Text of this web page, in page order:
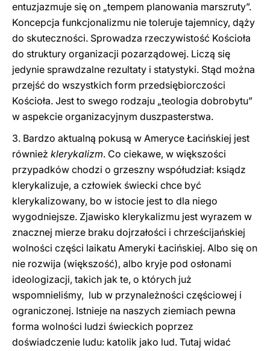
entuzjazmuje się on „tempem planowania marszruty”.
Koncepcja funkcjonalizmu nie toleruje tajemnicy, dąży
do skuteczności. Sprowadza rzeczywistość Kościoła
do struktury organizacji pozarządowej. Liczą się
jedynie sprawdzalne rezultaty i statystyki. Stąd można
przejść do wszystkich form przedsiębiorczości
Kościoła. Jest to swego rodzaju „teologia dobrobytu”
w aspekcie organizacyjnym duszpasterstwa.
3. Bardzo aktualną pokusą w Ameryce Łacińskiej jest
również klerykalizm. Co ciekawe, w większości
przypadków chodzi o grzeszny współudział: ksiądz
klerykalizuje, a człowiek świecki chce być
klerykalizowany, bo w istocie jest to dla niego
wygodniejsze. Zjawisko klerykalizmu jest wyrazem w
znacznej mierze braku dojrzałości i chrześcijańskiej
wolności części laikatu Ameryki Łacińskiej. Albo się on
nie rozwija (większość), albo kryje pod osłonami
ideologizacji, takich jak te, o których już
wspomnieliśmy, lub w przynależności częściowej i
ograniczonej. Istnieje na naszych ziemiach pewna
forma wolności ludzi świeckich poprzez
doświadczenie ludu: katolik jako lud. Tutaj widać